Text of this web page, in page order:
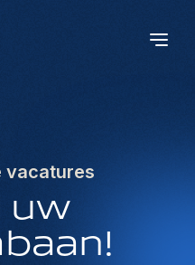
vacatures
uw